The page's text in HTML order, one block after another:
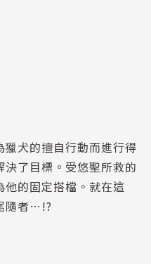
犬的擅自行動而進行得
了目標。受悠聖所救的
的固定搭檔。就在這
隨者…!?